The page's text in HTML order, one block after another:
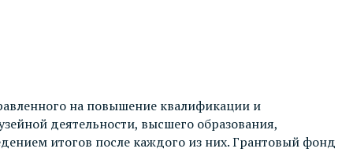
на повышение квалификации и
деятельности, высшего образования,
итогов после каждого из них. Грантовый фонд